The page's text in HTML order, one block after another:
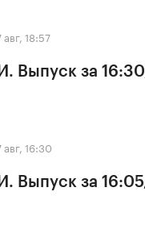
авг, 18:57
Выпуск за
авг, 16:30
Выпуск за